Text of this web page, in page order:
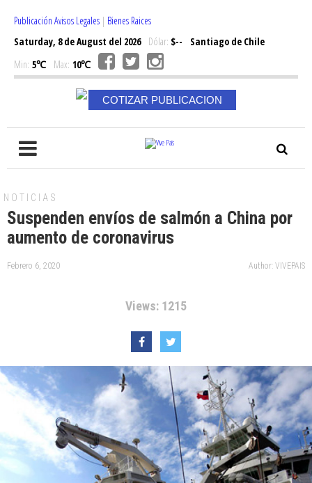
Publicación Avisos Legales | Bienes Raices
Saturday, 8 de August del 2026Dólar: $--
Santiago de Chile
Min: 5℃ Max: 10℃
COTIZAR PUBLICACION
NOTICIAS
Suspenden envíos de salmón a China por
aumento de coronavirus
Febrero 6, 2020 Author: VIVEPAIS
Views: 1215